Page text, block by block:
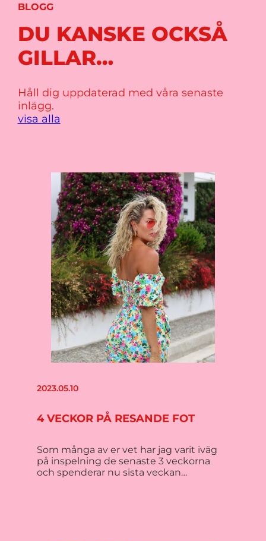
BLOGG
DU KANSKE OCKSÅ
GILLAR…
Håll dig uppdaterad med våra senaste
inlägg.
visa alla
2023.05.10
4 VECKOR PÅ RESANDE FOT
Som många av er vet har jag varit iväg
på inspelning de senaste 3 veckorna
och spenderar nu sista veckan…